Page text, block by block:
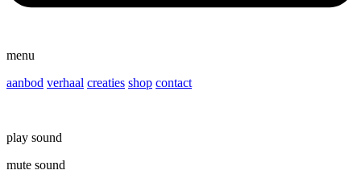
menu
aanbod verhaal creaties shop contact
play sound
mute sound